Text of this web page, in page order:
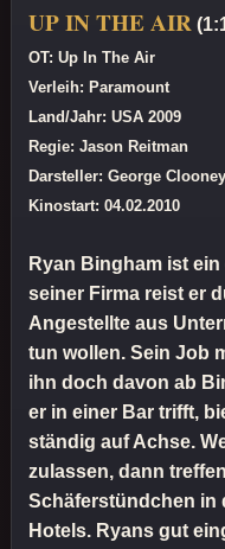
UP IN THE AIR
OT: Up In The Air
Verleih: Paramount
Land/Jahr: USA 2009
Regie: Jason Reitman
Darsteller: George
Kinostart: 04.02.2010
Ryan Bingham ist
seiner Firma reist er
Angestellte aus
tun wollen. Sein Job
ihn doch davon ab
er in einer Bar trifft,
ständig auf Achse.
zulassen, dann
Schäferstündchen in
Hotels. Ryans gut